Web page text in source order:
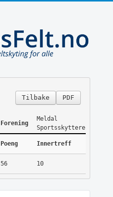
PDF
Tilbake
Forening
Meldal
Sportsskyttere
Poeng Innertreff
56 10